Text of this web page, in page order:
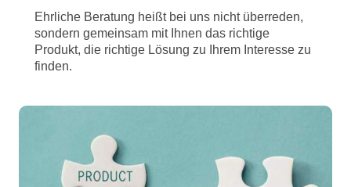
Ehrliche Beratung heißt bei uns nicht überreden,
sondern gemeinsam mit Ihnen das richtige
Produkt, die richtige Lösung zu Ihrem Interesse zu
finden.